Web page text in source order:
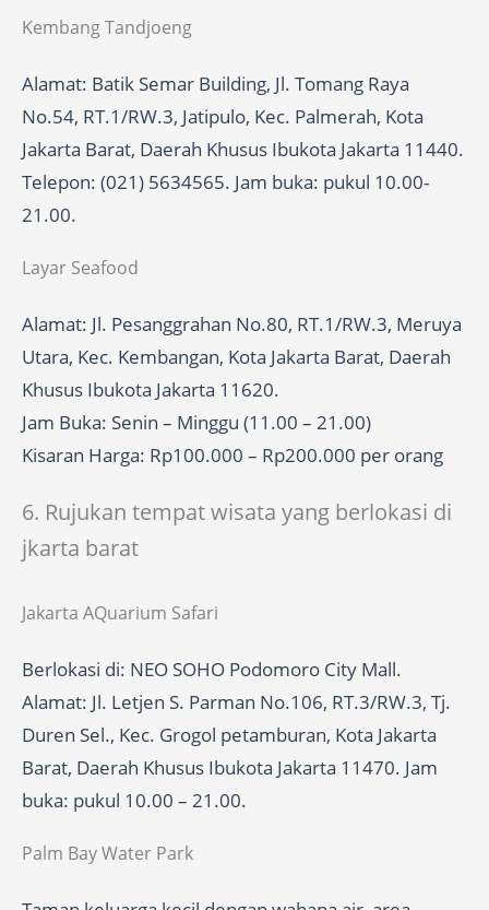
Kembang Tandjoeng
Alamat: Batik Semar Building, Jl. Tomang Raya
No.54, RT.1/RW.3, Jatipulo, Kec. Palmerah, Kota
Jakarta Barat, Daerah Khusus Ibukota Jakarta 11440.
Telepon: (021) 5634565. Jam buka: pukul 10.00-
21.00.
Layar Seafood
Alamat: Jl. Pesanggrahan No.80, RT.1/RW.3, Meruya
Utara, Kec. Kembangan, Kota Jakarta Barat, Daerah
Khusus Ibukota Jakarta 11620.
Jam Buka: Senin – Minggu (11.00 – 21.00)
Kisaran Harga: Rp100.000 – Rp200.000 per orang
6. Rujukan tempat wisata yang berlokasi di
jkarta barat
Jakarta AQuarium Safari
Berlokasi di: NEO SOHO Podomoro City Mall.
Alamat: Jl. Letjen S. Parman No.106, RT.3/RW.3, Tj.
Duren Sel., Kec. Grogol petamburan, Kota Jakarta
Barat, Daerah Khusus Ibukota Jakarta 11470. Jam
buka: pukul 10.00 – 21.00.
Palm Bay Water Park